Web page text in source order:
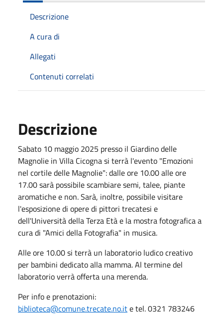
Descrizione
A cura di
Allegati
Contenuti correlati
Descrizione
Sabato 10 maggio 2025 presso il Giardino delle
Magnolie in Villa Cicogna si terrà l'evento "Emozioni
nel cortile delle Magnolie": dalle ore 10.00 alle ore
17.00 sarà possibile scambiare semi, talee, piante
aromatiche e non. Sarà, inoltre, possibile visitare
l'esposizione di opere di pittori trecatesi e
dell'Università della Terza Età e la mostra fotografica a
cura di "Amici della Fotografia" in musica.
Alle ore 10.00 si terrà un laboratorio ludico creativo
per bambini dedicato alla mamma. Al termine del
laboratorio verrà offerta una merenda.
Per info e prenotazioni:
biblioteca@comune.trecate.no.ite tel. 0321 783246